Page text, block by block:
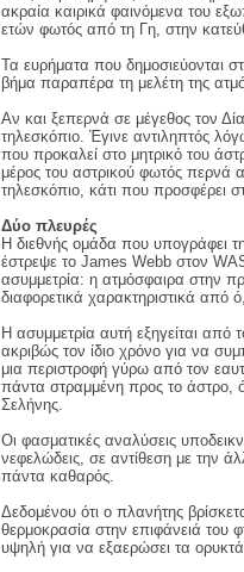
ακραία καιρικά φαινόμενα του
ετών φωτός από τη Γη, στην
Τα ευρήματα που δημοσιεύονται
βήμα παραπέρα τη μελέτη της
Αν και ξεπερνά σε μέγεθος τον
τηλεσκόπιο. Έγινε αντιληπτός
που προκαλεί στο μητρικό του
μέρος του αστρικού φωτός περνά
τηλεσκόπιο, κάτι που προσφέρει
Δύο πλευρές
Η διεθνής ομάδα που υπογράφει
έστρεψε το James Webb στον
ασυμμετρία: η ατμόσφαιρα στην
διαφορετικά χαρακτηριστικά από
Η ασυμμετρία αυτή εξηγείται από
ακριβώς τον ίδιο χρόνο για να
μια περιστροφή γύρω από τον
πάντα στραμμένη προς το άστρο,
Σελήνης.
Οι φασματικές αναλύσεις
νεφελώδεις, σε αντίθεση με την
πάντα καθαρός.
Δεδομένου ότι ο πλανήτης
θερμοκρασία στην επιφάνειά του
υψηλή για να εξαερώσει τα